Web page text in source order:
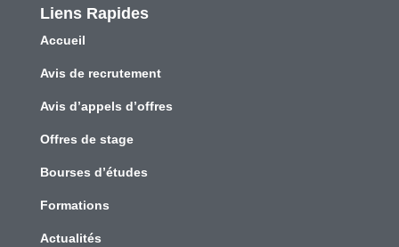
Liens Rapides
Accueil
Avis de recrutement
Avis d’appels d’offres
Offres de stage
Bourses d’études
Formations
Actualités